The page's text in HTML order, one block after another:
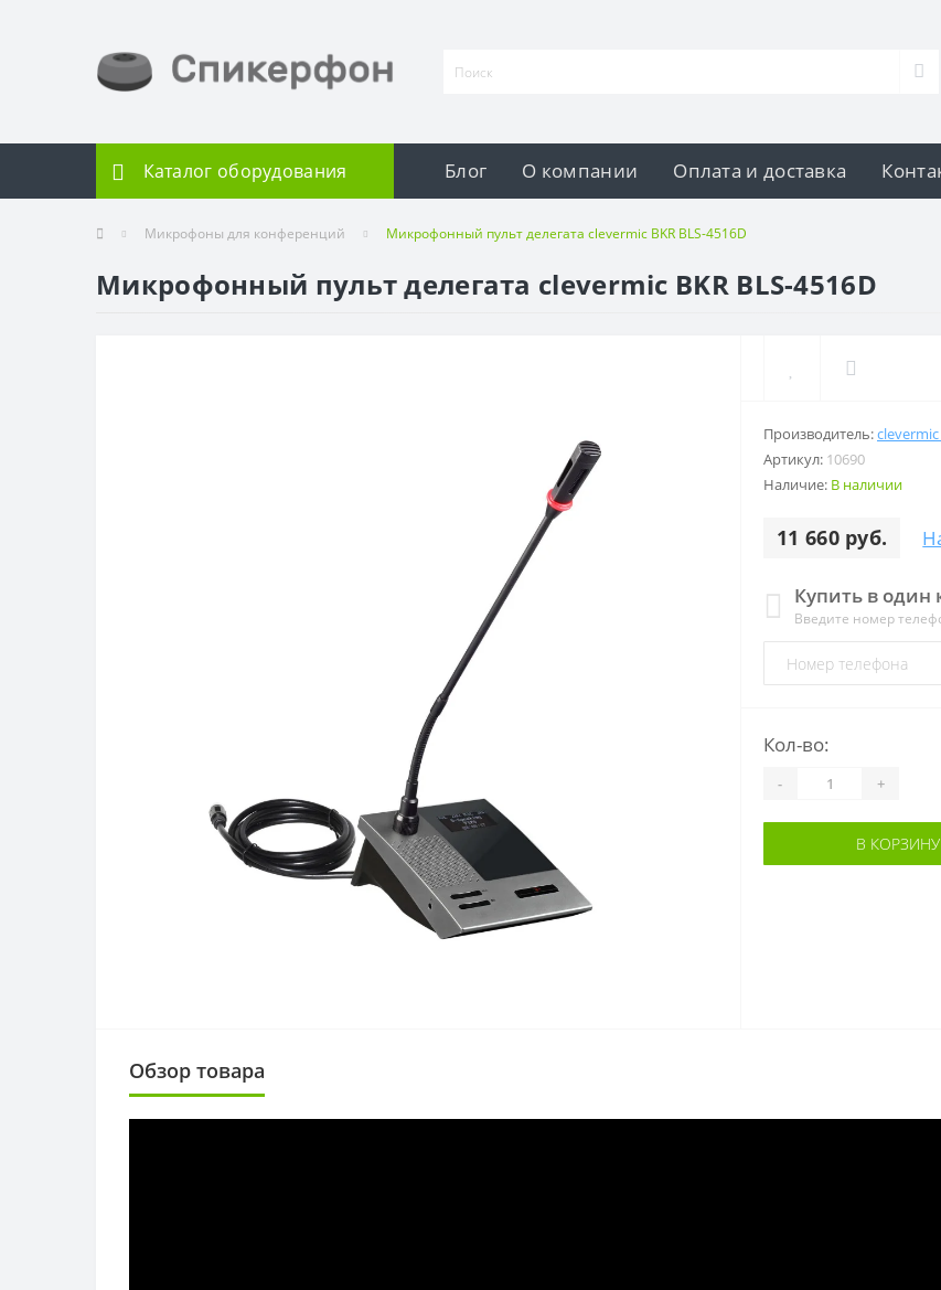
Каталог оборудования Блог О компании Оплата и доставка
Микрофоны для конференций Микрофонный пульт делегата clevermic BKR BLS-4516D
Микрофонный пульт делегата clevermic BKR BLS-4516D
Производитель:clevermic
Артикул: 10690
Наличие: В наличии
11 660 руб.
Купить в один
Введите номер
Кол-во:
- +
В КОРЗИНУ
Обзор товара